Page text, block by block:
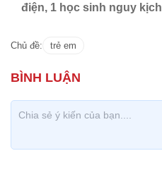
điện, 1 học sinh nguy kịch
Chủ đề: trẻ em